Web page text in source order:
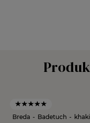
Breda - Badetuch -